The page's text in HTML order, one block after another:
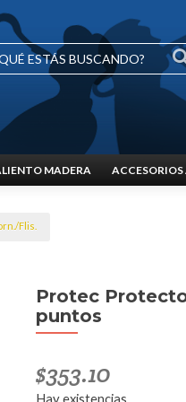
MADERA
Flis.
Protec
puntos
$353.10
Hay existencias